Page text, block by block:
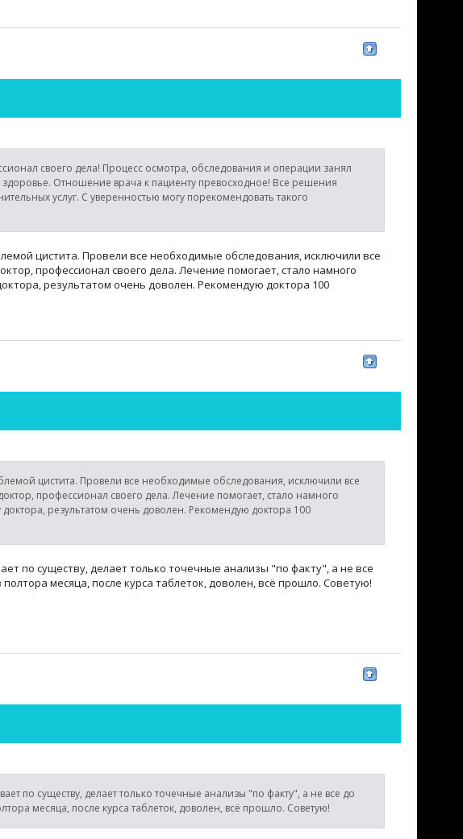
своего дела! Процесс осмотра, обследования и операции занял
Отношение врача к пациенту превосходное! Все решения
услуг. С уверенностью могу порекомендовать такого
цистита. Провели все необходимые обследования, исключили все
профессионал своего дела. Лечение помогает, стало намного
результатом очень доволен. Рекомендую доктора 100
цистита. Провели все необходимые обследования, исключили все
профессионал своего дела. Лечение помогает, стало намного
результатом очень доволен. Рекомендую доктора 100
по существу, делает только точечные анализы "по факту", а не все
месяца, после курса таблеток, доволен, всё прошло. Советую!
по существу, делает только точечные анализы "по факту", а не все до
месяца, после курса таблеток, доволен, всё прошло. Советую!